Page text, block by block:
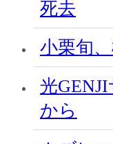
死去
小栗旬
光
から